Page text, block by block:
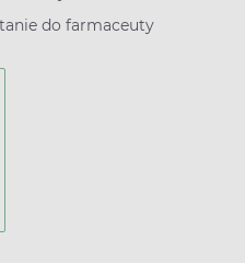
do farmaceuty